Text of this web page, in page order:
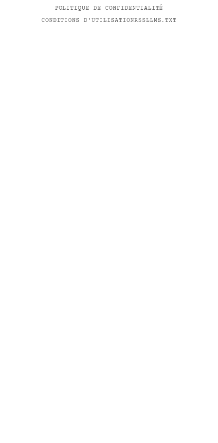
POLITIQUE DE CONFIDENTIALITÉ
CONDITIONS D'UTILISATIONRSSLLMS.TXT